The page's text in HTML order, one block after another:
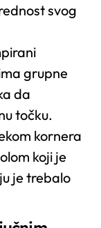
svog
grupne
da
točku.
kornera
koji je
je trebalo